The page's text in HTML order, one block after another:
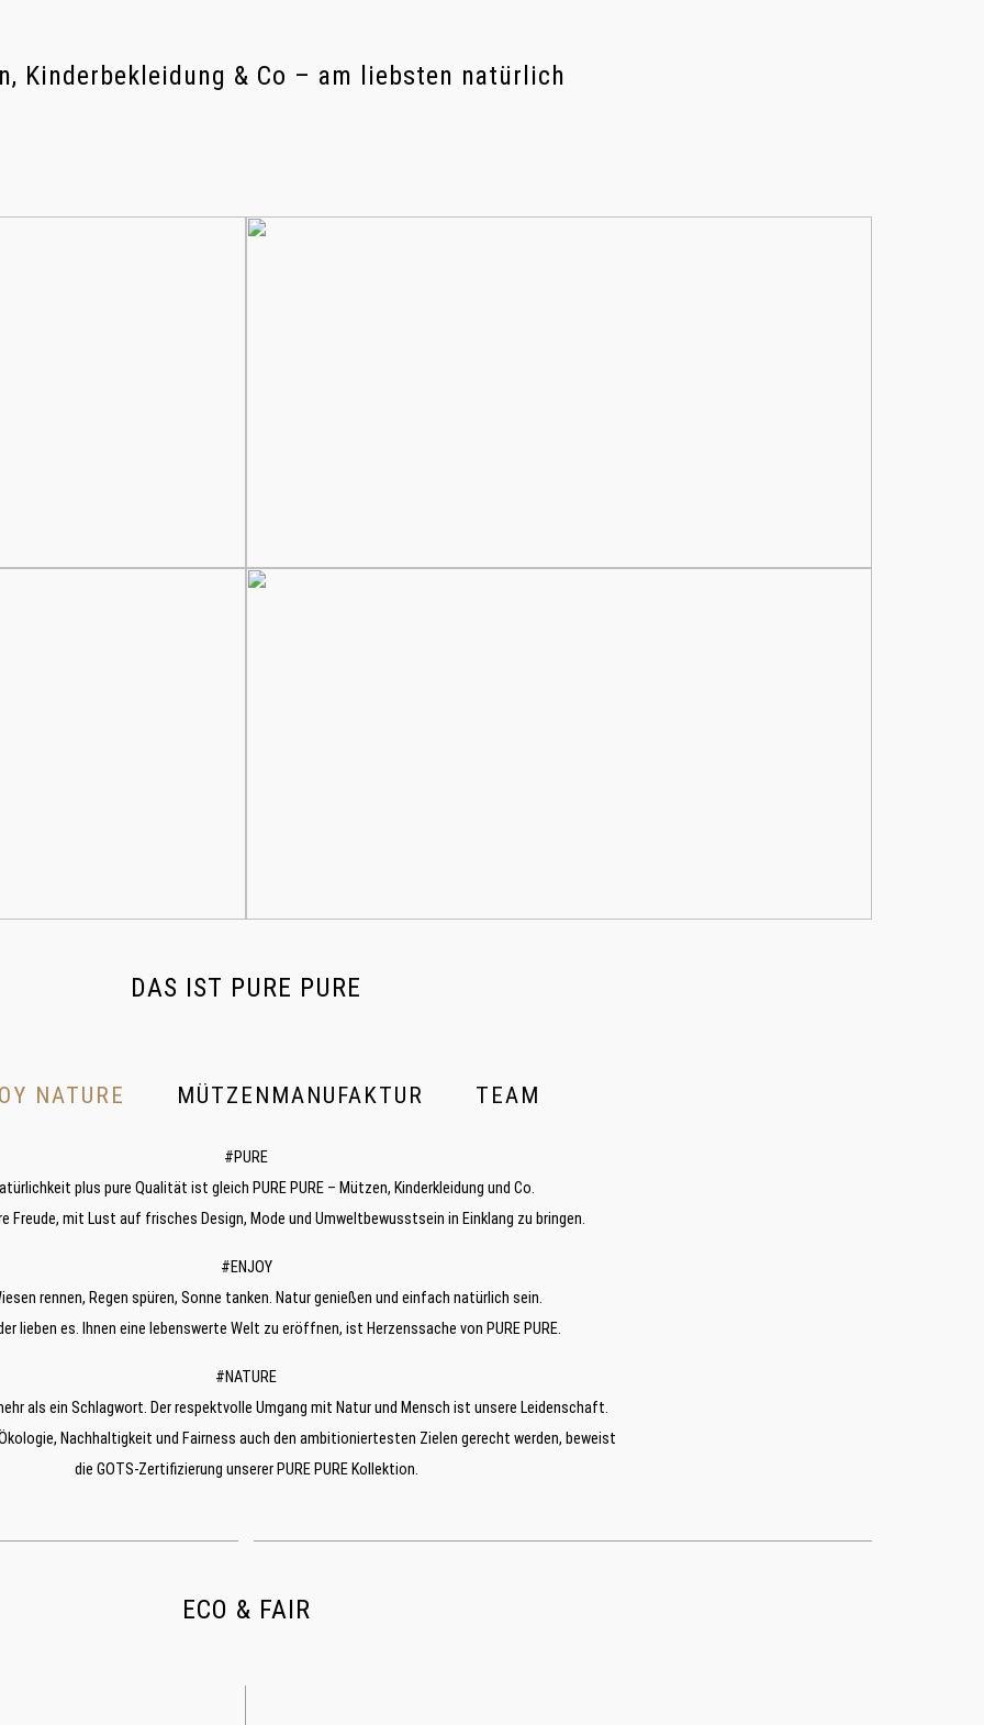
Kinderbekleidung & Co – am liebsten natürlich
DAS IST PURE PURE
NATURE MÜTZENMANUFAKTUR TEAM
#PURE
plus pure Qualität ist gleich PURE PURE – Mützen, Kinderkleidung und Co.
Freude, mit Lust auf frisches Design, Mode und Umweltbewusstsein in Einklang zu bringen.
#ENJOY
rennen, Regen spüren, Sonne tanken. Natur genießen und einfach natürlich sein.
lieben es. Ihnen eine lebenswerte Welt zu eröffnen, ist Herzenssache von PURE PURE.
#NATURE
als ein Schlagwort. Der respektvolle Umgang mit Natur und Mensch ist unsere Leidenschaft.
Nachhaltigkeit und Fairness auch den ambitioniertesten Zielen gerecht werden, beweist
die GOTS-Zertifizierung unserer PURE PURE Kollektion.
ECO & FAIR